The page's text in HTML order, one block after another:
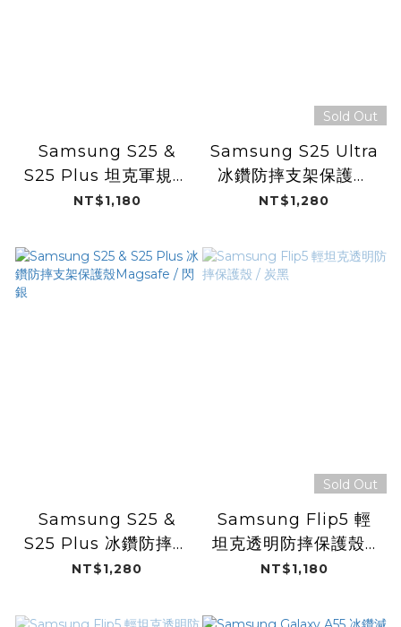
Samsung S25 &
S25 Plus 坦克軍規防
摔支架保護殼
NT$1,180
Sold Out
Samsung S25 Ultra
冰鑽防摔支架保護殼
Magsafe / 閃銀
NT$1,280
Samsung S25 &
S25 Plus 冰鑽防摔支
架保護殼Magsafe /
NT$1,280
Sold Out
Samsung Flip5 輕
坦克透明防摔保護殼 /
炭黑
NT$1,180